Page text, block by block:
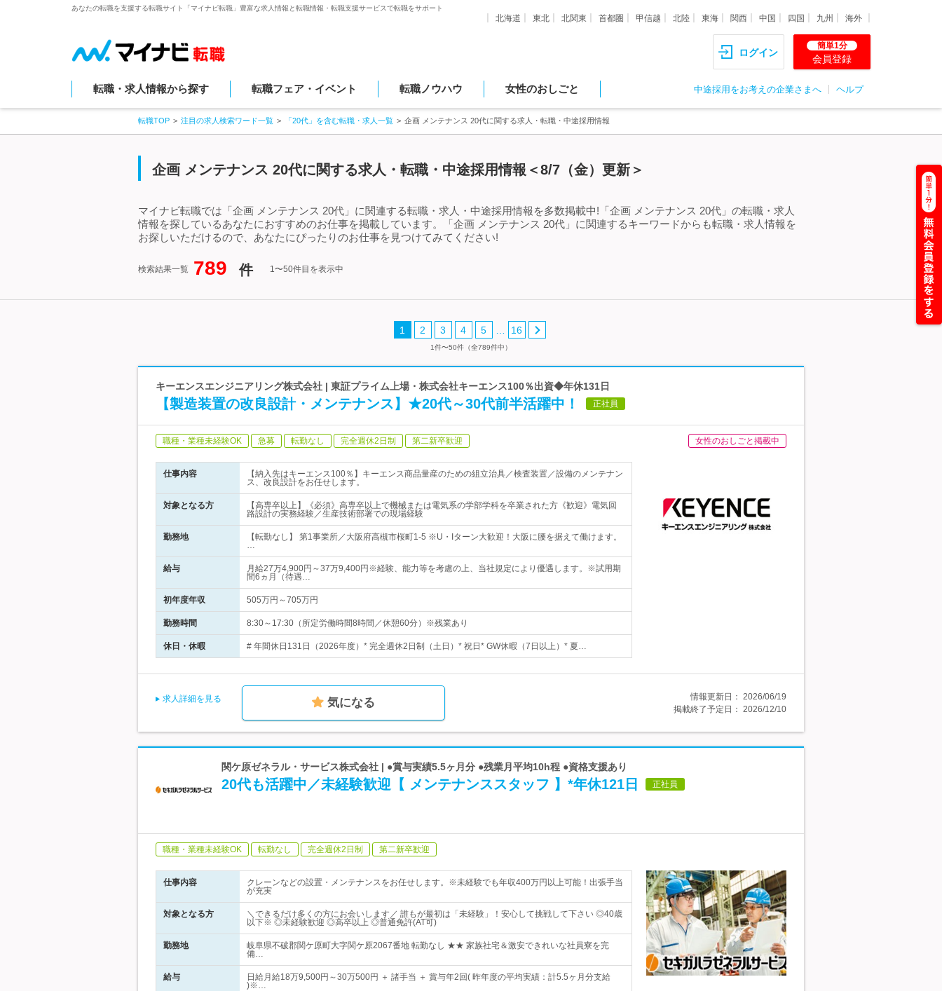
あなたの転職を支援する転職サイト「マイナビ転職」豊富な求人情報と転職情報・転職支援サービスで転職をサポート
北海道 東北 北関東 首都圏 甲信越 北陸 東海 関西 中国 四国 九州 海外
ログイン
簡単1分
会員登録
転職・求人情報から探す 転職フェア・イベント 転職ノウハウ 女性のおしごと 中途採用をお考えの企業さまへ ヘルプ
転職TOP 注目の求人検索ワード一覧 「20代」を含む転職・求人一覧 企画 メンテナンス 20代に関する求人・転職・中途採用情報
企画 メンテナンス 20代に関する求人・転職・中途採用情報＜8/7（金）更新＞
マイナビ転職では「企画 メンテナンス 20代」に関連する転職・求人・中途採用情報を多数掲載中!「企画 メンテナンス 20代」の転職・求人
情報を探しているあなたにおすすめのお仕事を掲載しています。「企画 メンテナンス 20代」に関連するキーワードからも転職・求人情報を
お探しいただけるので、あなたにぴったりのお仕事を見つけてみてください!
検索結果一覧 789 件 1〜50件目を表示中
1 2 3 4 5 16
1件〜50件（全789件中）
キーエンスエンジニアリング株式会社 | 東証プライム上場・株式会社キーエンス100％出資◆年休131日
【製造装置の改良設計・メンテナンス】★20代～30代前半活躍中！ 正社員
職種・業種未経験OK 急募 転勤なし 完全週休2日制 第二新卒歓迎 女性のおしごと掲載中
仕事内容
【納入先はキーエンス100％】キーエンス商品量産のための組立治具／検査装置／設備のメンテナン
ス、改良設計をお任せします。
対象となる方
【高専卒以上】《必須》高専卒以上で機械または電気系の学部学科を卒業された方《歓迎》電気回
路設計の実務経験／生産技術部署での現場経験
勤務地
【転勤なし】 第1事業所／大阪府高槻市桜町1-5 ※U・Iターン大歓迎！大阪に腰を据えて働けます。
…
給与
月給27万4,900円～37万9,400円※経験、能力等を考慮の上、当社規定により優遇します。※試用期
間6ヵ月（待遇…
初年度年収 505万円～705万円
勤務時間 8:30～17:30（所定労働時間8時間／休憩60分）※残業あり
休日・休暇 # 年間休日131日（2026年度）* 完全週休2日制（土日）* 祝日* GW休暇（7日以上）* 夏…
求人詳細を見る 気になる 情報更新日： 2026/06/19
掲載終了予定日： 2026/12/10
関ケ原ゼネラル・サービス株式会社 | ●賞与実績5.5ヶ月分 ●残業月平均10h程 ●資格支援あり
20代も活躍中／未経験歓迎【 メンテナンススタッフ 】*年休121日 正社員
職種・業種未経験OK 転勤なし 完全週休2日制 第二新卒歓迎
仕事内容
クレーンなどの設置・メンテナンスをお任せします。※未経験でも年収400万円以上可能！出張手当
が充実
対象となる方
＼できるだけ多くの方にお会いします／ 誰もが最初は「未経験」！安心して挑戦して下さい ◎40歳
以下※ ◎未経験歓迎 ◎高卒以上 ◎普通免許(AT可)
勤務地
岐阜県不破郡関ケ原町大字関ケ原2067番地 転勤なし ★★ 家族社宅＆激安できれいな社員寮を完
備…
給与
日給月給18万9,500円～30万500円 ＋ 諸手当 ＋ 賞与年2回( 昨年度の平均実績：計5.5ヶ月分支給
)※…